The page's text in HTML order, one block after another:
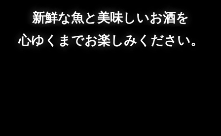
新鮮な魚と美味しいお酒を
心ゆくまでお楽しみください。